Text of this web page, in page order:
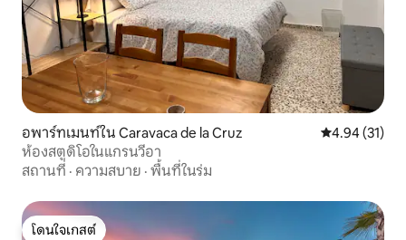
อพาร์ทเมนท์ใน Caravaca de la Cruz คะแนนเฉลี่ย
4.94 (31)
ห้องสตูดิโอในแกรนวีอา
สถานที่ · ความสบาย · พื้นที่ในร่ม
โดนใจเกสต์